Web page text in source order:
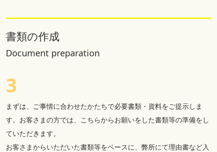
3
書類の作成
Document preparation
まずは、ご事情に合わせたかたちで必要書類・資料をご提示しま
す。お客さまの方では、こちらからお願いをした書類等の準備をし
ていただきます。
お客さまからいただいた書類等をベースに、弊所にて理由書など入